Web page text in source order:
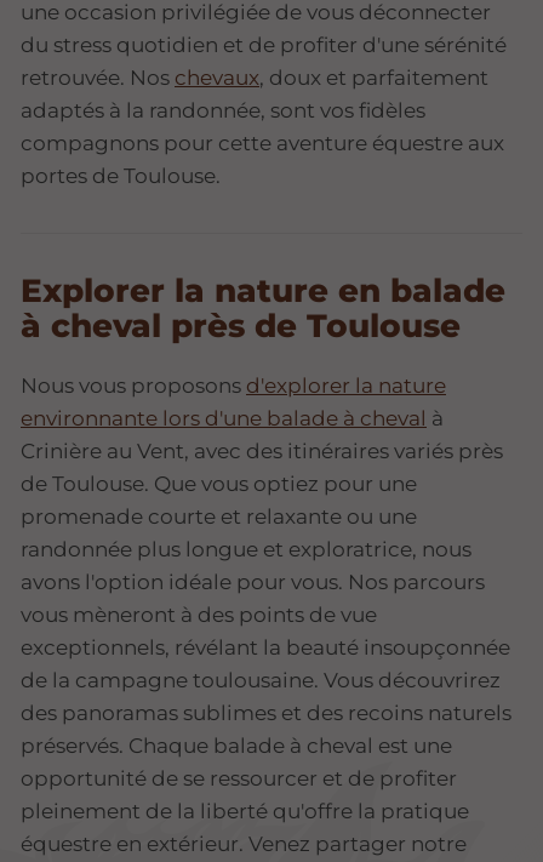
une occasion privilégiée de vous déconnecter
du stress quotidien et de profiter d'une sérénité
retrouvée. Nos chevaux, doux et parfaitement
adaptés à la randonnée, sont vos fidèles
compagnons pour cette aventure équestre aux
portes de Toulouse.
Explorer la nature en balade
à cheval près de Toulouse
Nous vous proposons d'explorer la nature
environnante lors d'une balade à cheval à
Crinière au Vent, avec des itinéraires variés près
de Toulouse. Que vous optiez pour une
promenade courte et relaxante ou une
randonnée plus longue et exploratrice, nous
avons l'option idéale pour vous. Nos parcours
vous mèneront à des points de vue
exceptionnels, révélant la beauté insoupçonnée
de la campagne toulousaine. Vous découvrirez
des panoramas sublimes et des recoins naturels
préservés. Chaque balade à cheval est une
opportunité de se ressourcer et de profiter
pleinement de la liberté qu'offre la pratique
équestre en extérieur. Venez partager notre